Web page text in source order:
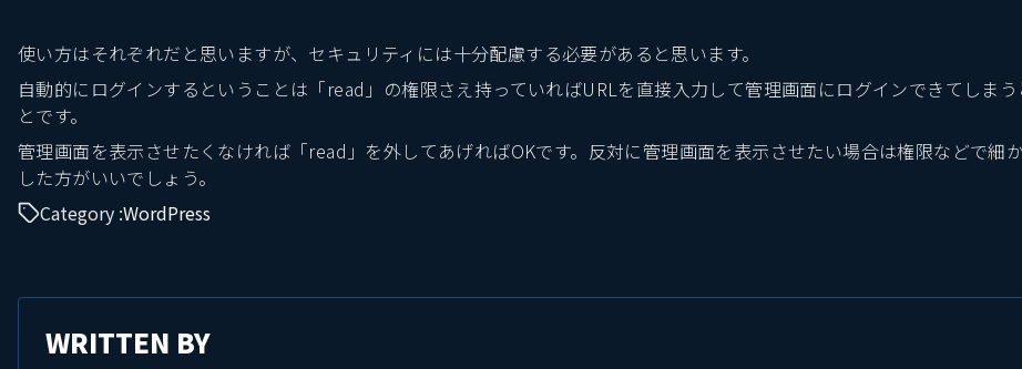
使い方はそれぞれだと思いますが、セキュリティには十分配慮する必要があると思います。
自動的にログインするということは「read」の権限さえ持っていればURLを直接入力して管理画面にログインできてしまう
とです。
管理画面を表示させたくなければ「read」を外してあげればOKです。反対に管理画面を表示させたい場合は権限などで細
した方がいいでしょう。
Category :WordPress
WRITTEN BY